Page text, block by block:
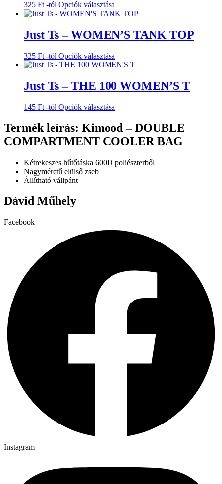
változatok
termékoldalon
választhatók
325 Ft -tól Opciók választása
a
több
variációja
A
változatok
termékoldalon
választhatók
Just Ts – WOMEN’S TANK TOP
325 Ft -tól Opciók választása
a
több
variációja
A
a
termékoldalon
választhatók
Just Ts – THE 100 WOMEN’S T
145 Ft -tól Opciók választása
terméknek
több
variációja
A
változatok
Termék leírás: Kimood – DOUBLE
COMPARTMENT COOLER BAG
Kétrekeszes hűtőtáska 600D poliészterből
Nagyméretű elülső zseb
Állítható vállpánt
Dávid Műhely
Facebook
Instagram